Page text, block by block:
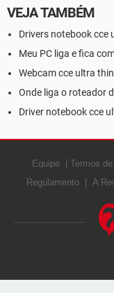
VEJA TAMBÉM
Drivers notebook cce
Meu PC liga e fica
Webcam cce ultra
Onde liga o roteador
Driver notebook cce
Equipe Termos
Regulamento
A